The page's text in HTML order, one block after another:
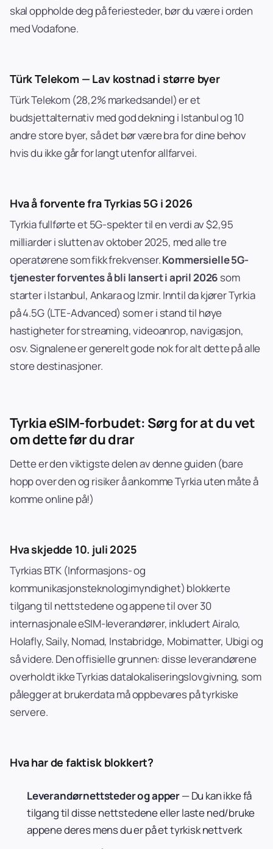
skal oppholde deg på feriesteder, bør du være i orden
med Vodafone.
Türk Telekom — Lav kostnad i større byer
Türk Telekom (28,2% markedsandel) er et
budsjettalternativ med god dekning i Istanbul og 10
andre store byer, så det bør være bra for dine behov
hvis du ikke går for langt utenfor allfarvei.
Hva å forvente fra Tyrkias 5G i 2026
Tyrkia fullførte et 5G-spekter til en verdi av $2,95
milliarder i slutten av oktober 2025, med alle tre
operatørene som fikk frekvenser.Kommersielle 5G-
tjenester forventes å bli lansert i april 2026 som
starter i Istanbul, Ankara og Izmir. Inntil da kjører Tyrkia
på 4.5G (LTE-Advanced) som er i stand til høye
hastigheter for streaming, videoanrop, navigasjon,
osv. Signalene er generelt gode nok for alt dette på alle
store destinasjoner.
Tyrkia eSIM-forbudet: Sørg for at du vet
om dette før du drar
Dette er den viktigste delen av denne guiden (bare
hopp over den og risiker å ankomme Tyrkia uten måte å
komme online på!)
Hva skjedde 10. juli 2025
Tyrkias BTK (Informasjons- og
kommunikasjonsteknologimyndighet) blokkerte
tilgang til nettstedene og appene til over 30
internasjonale eSIM-leverandører, inkludert Airalo,
Holafly, Saily, Nomad, Instabridge, Mobimatter, Ubigi og
så videre. Den offisielle grunnen: disse leverandørene
overholdt ikke Tyrkias datalokaliseringslovgivning, som
pålegger at brukerdata må oppbevares på tyrkiske
servere.
Hva har de faktisk blokkert?
Leverandørnettsteder og apper— Du kan ikke få
tilgang til disse nettstedene eller laste ned/bruke
appene deres mens du er på et tyrkisk nettverk